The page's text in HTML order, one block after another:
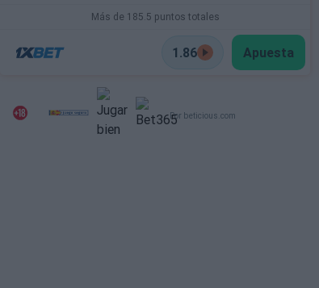
Más de 185.5 puntos totales
1.86 Apuesta
Por beticious.com